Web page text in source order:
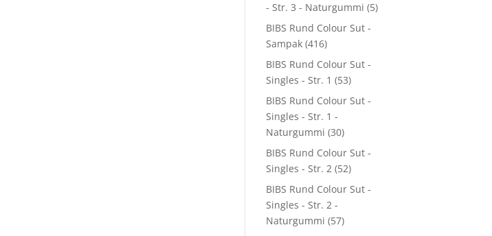
- Str. 3 - Naturgummi (5)
BIBS Rund Colour Sut -
Sampak (416)
BIBS Rund Colour Sut -
Singles - Str. 1 (53)
BIBS Rund Colour Sut -
Singles - Str. 1 -
Naturgummi (30)
BIBS Rund Colour Sut -
Singles - Str. 2 (52)
BIBS Rund Colour Sut -
Singles - Str. 2 -
Naturgummi (57)